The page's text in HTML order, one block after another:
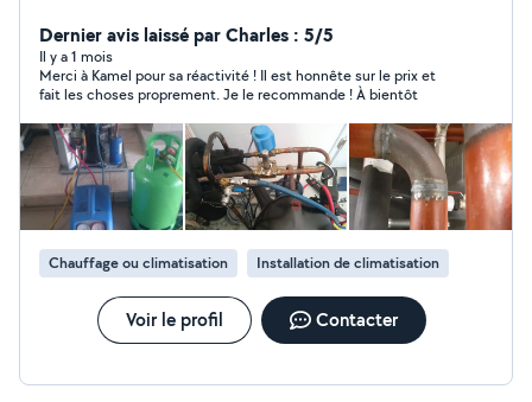
Wedi. 2. Carrelage toutes dimensions : Sol 60 x 60,
faïence 30 x 60, joints 2 mm laser 3. Multiservices :
Spécialité Soudure TIG, acier inox, détection de fuite
avec réparation cuivre, PER, multicouche, Plomberie,
chauffage et climatisation, entretien jardin/haies. Devis
détaillé + photos Avant/Après. Réponse sous 2h. 30km
autour de Saint-Jory.
Dernier avis laissé par Charles : 5/5
Il y a 1 mois
Merci à Kamel pour sa réactivité ! Il est honnête sur le prix et
fait les choses proprement. Je le recommande ! À bientôt
Chauffage ou climatisation Installation de climatisation
Voir le profil Contacter